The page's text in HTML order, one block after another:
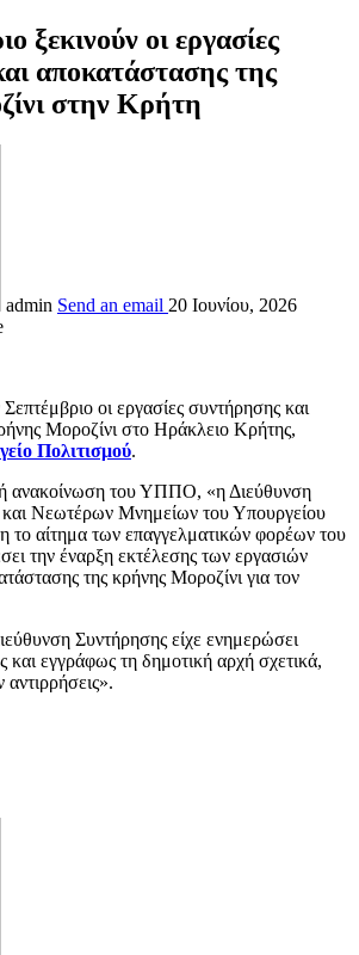
ξεκινούν οι εργασίες
αποκατάστασης της
στην Κρήτη
admin Send an email 20 Ιουνίου, 2026
οι εργασίες συντήρησης και
Μοροζίνι στο Ηράκλειο Κρήτης,
Πολιτισμού.
ανακοίνωση του ΥΠΠΟ, «η Διεύθυνση
Νεωτέρων Μνημείων του Υπουργείου
το αίτημα των επαγγελματικών φορέων του
την έναρξη εκτέλεσης των εργασιών
της κρήνης Μοροζίνι για τον
Συντήρησης είχε ενημερώσει
και εγγράφως τη δημοτική αρχή σχετικά,